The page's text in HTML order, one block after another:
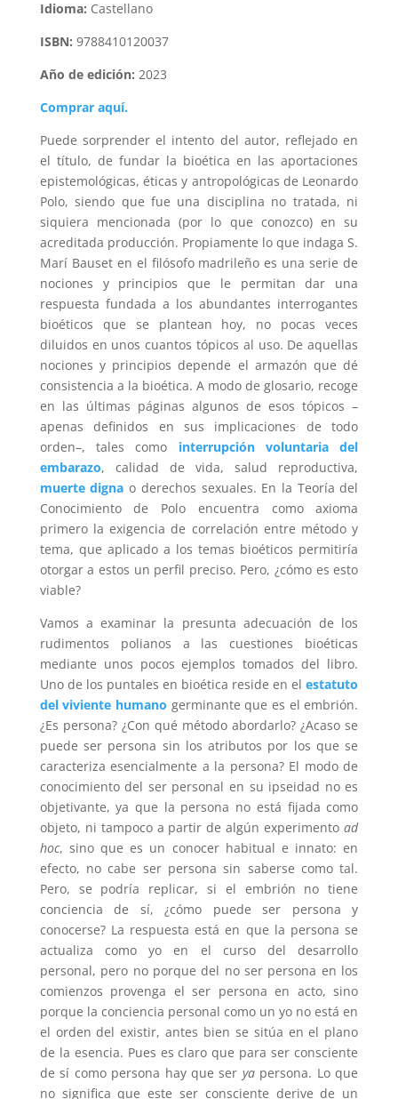
Idioma: Castellano
ISBN: 9788410120037
Año de edición: 2023
Comprar aquí.
Puede sorprender el intento del autor, reflejado en
el título, de fundar la bioética en las aportaciones
epistemológicas, éticas y antropológicas de Leonardo
Polo, siendo que fue una disciplina no tratada, ni
siquiera mencionada (por lo que conozco) en su
acreditada producción. Propiamente lo que indaga S.
Marí Bauset en el filósofo madrileño es una serie de
nociones y principios que le permitan dar una
respuesta fundada a los abundantes interrogantes
bioéticos que se plantean hoy, no pocas veces
diluidos en unos cuantos tópicos al uso. De aquellas
nociones y principios depende el armazón que dé
consistencia a la bioética. A modo de glosario, recoge
en las últimas páginas algunos de esos tópicos –
apenas definidos en sus implicaciones de todo
orden–, tales como interrupción voluntaria del
embarazo, calidad de vida, salud reproductiva,
muerte digna o derechos sexuales. En la Teoría del
Conocimiento de Polo encuentra como axioma
primero la exigencia de correlación entre método y
tema, que aplicado a los temas bioéticos permitiría
otorgar a estos un perfil preciso. Pero, ¿cómo es esto
viable?
Vamos a examinar la presunta adecuación de los
rudimentos polianos a las cuestiones bioéticas
mediante unos pocos ejemplos tomados del libro.
Uno de los puntales en bioética reside en elestatuto
del viviente humano germinante que es el embrión.
¿Es persona? ¿Con qué método abordarlo? ¿Acaso se
puede ser persona sin los atributos por los que se
caracteriza esencialmente a la persona? El modo de
conocimiento del ser personal en su ipseidad no es
objetivante, ya que la persona no está fijada como
objeto, ni tampoco a partir de algún experimentoad
hoc, sino que es un conocer habitual e innato: en
efecto, no cabe ser persona sin saberse como tal.
Pero, se podría replicar, si el embrión no tiene
conciencia de sí, ¿cómo puede ser persona y
conocerse? La respuesta está en que la persona se
actualiza como yo en el curso del desarrollo
personal, pero no porque del no ser persona en los
comienzos provenga el ser persona en acto, sino
porque la conciencia personal como un yo no está en
el orden del existir, antes bien se sitúa en el plano
de la esencia. Pues es claro que para ser consciente
de sí como persona hay que ser yapersona. Lo que
no significa que este ser consciente derive de un